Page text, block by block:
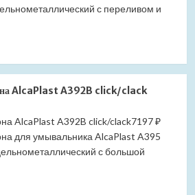
с переливом и
AlcaPlast A392B click/clack
AlcaPlast A392B click/clack7197 ₽
для умывальника AlcaPlast A395
с большой